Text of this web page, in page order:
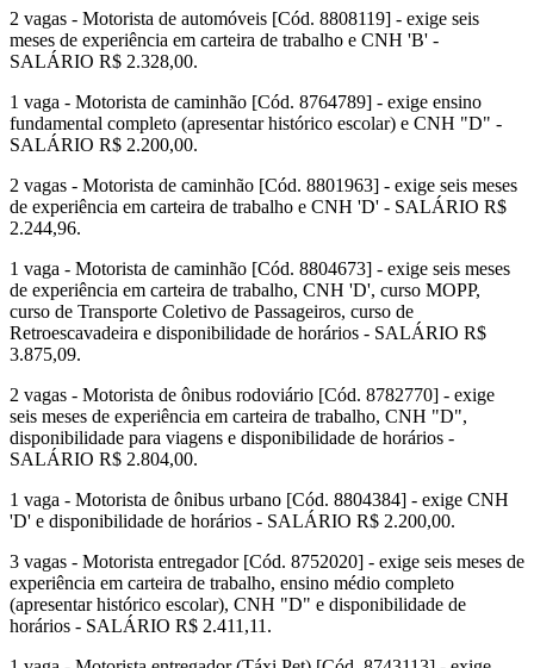
2 vagas - Motorista de automóveis [Cód. 8808119] - exige seis
meses de experiência em carteira de trabalho e CNH 'B' -
SALÁRIO R$ 2.328,00.
1 vaga - Motorista de caminhão [Cód. 8764789] - exige ensino
fundamental completo (apresentar histórico escolar) e CNH "D" -
SALÁRIO R$ 2.200,00.
2 vagas - Motorista de caminhão [Cód. 8801963] - exige seis meses
de experiência em carteira de trabalho e CNH 'D' - SALÁRIO R$
2.244,96.
1 vaga - Motorista de caminhão [Cód. 8804673] - exige seis meses
de experiência em carteira de trabalho, CNH 'D', curso MOPP,
curso de Transporte Coletivo de Passageiros, curso de
Retroescavadeira e disponibilidade de horários - SALÁRIO R$
3.875,09.
2 vagas - Motorista de ônibus rodoviário [Cód. 8782770] - exige
seis meses de experiência em carteira de trabalho, CNH "D",
disponibilidade para viagens e disponibilidade de horários -
SALÁRIO R$ 2.804,00.
1 vaga - Motorista de ônibus urbano [Cód. 8804384] - exige CNH
'D' e disponibilidade de horários - SALÁRIO R$ 2.200,00.
3 vagas - Motorista entregador [Cód. 8752020] - exige seis meses de
experiência em carteira de trabalho, ensino médio completo
(apresentar histórico escolar), CNH "D" e disponibilidade de
horários - SALÁRIO R$ 2.411,11.